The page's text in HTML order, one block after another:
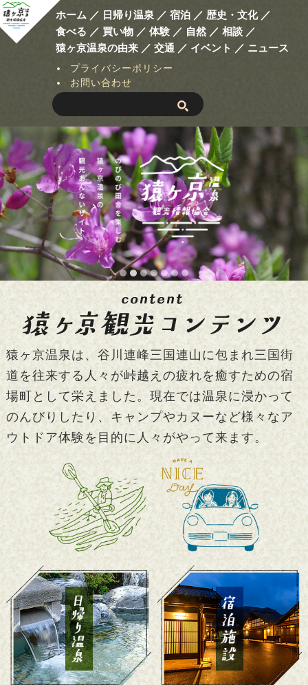
ホーム ／ 日帰り温泉 ／ 宿泊 ／ 歴史・文化 ／
食べる ／ 買い物 ／ 体験 ／ 自然 ／ 相談 ／
猿ヶ京温泉の由来 ／ 交通 ／ イベント ／ ニュース
プライバシーポリシー
お問い合わせ
猿ヶ京温泉は、谷川連峰三国連山に包まれ三国街
道を往来する人々が峠越えの疲れを癒すための宿
場町として栄えました。現在では温泉に浸かって
のんびりしたり、キャンプやカヌーなど様々なア
ウトドア体験を目的に人々がやって来ます。